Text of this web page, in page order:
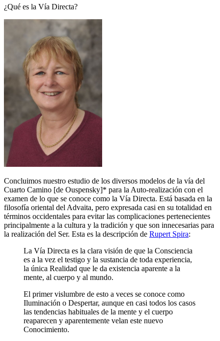
¿Qué es la Vía Directa?
Concluimos nuestro estudio de los diversos modelos de la vía del
Cuarto Camino [de Ouspensky]* para la Auto-realización con el
examen de lo que se conoce como la Vía Directa. Está basada en la
filosofía oriental del Advaita, pero expresada casi en su totalidad en
términos occidentales para evitar las complicaciones pertenecientes
principalmente a la cultura y la tradición y que son innecesarias para
la realización del Ser. Esta es la descripción de Rupert Spira:
La Vía Directa es la clara visión de que la Consciencia
es a la vez el testigo y la sustancia de toda experiencia,
la única Realidad que le da existencia aparente a la
mente, al cuerpo y al mundo.
El primer vislumbre de esto a veces se conoce como
Iluminación o Despertar, aunque en casi todos los casos
las tendencias habituales de la mente y el cuerpo
reaparecen y aparentemente velan este nuevo
Conocimiento.